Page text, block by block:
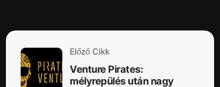
Előző Cikk
Venture Pirates:
mélyrepülés után nagy